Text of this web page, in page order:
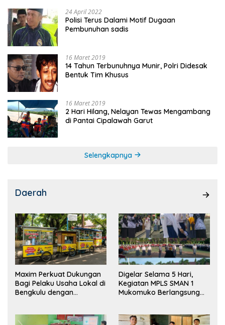
24 April 2022
Polisi Terus Dalami Motif Dugaan
Pembunuhan sadis
16 Maret 2019
14 Tahun Terbunuhnya Munir, Polri Didesak
Bentuk Tim Khusus
16 Maret 2019
2 Hari Hilang, Nelayan Tewas Mengambang
di Pantai Cipalawah Garut
Selengkapnya
Daerah
Maxim Perkuat Dukungan
Bagi Pelaku Usaha Lokal di
Bengkulu dengan
Pasar
Digelar Selama 5 Hari,
Kegiatan MPLS SMAN 1
Mukomuko Berlangsung